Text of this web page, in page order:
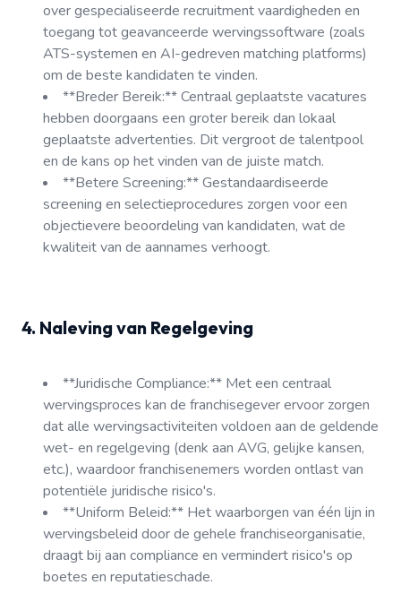
over gespecialiseerde recruitment vaardigheden en
toegang tot geavanceerde wervingssoftware (zoals
ATS-systemen en AI-gedreven matching platforms)
om de beste kandidaten te vinden.
**Breder Bereik:** Centraal geplaatste vacatures
hebben doorgaans een groter bereik dan lokaal
geplaatste advertenties. Dit vergroot de talentpool
en de kans op het vinden van de juiste match.
**Betere Screening:** Gestandaardiseerde
screening en selectieprocedures zorgen voor een
objectievere beoordeling van kandidaten, wat de
kwaliteit van de aannames verhoogt.
4. Naleving van Regelgeving
**Juridische Compliance:** Met een centraal
wervingsproces kan de franchisegever ervoor zorgen
dat alle wervingsactiviteiten voldoen aan de geldende
wet- en regelgeving (denk aan AVG, gelijke kansen,
etc.), waardoor franchisenemers worden ontlast van
potentiële juridische risico's.
**Uniform Beleid:** Het waarborgen van één lijn in
wervingsbeleid door de gehele franchiseorganisatie,
draagt bij aan compliance en vermindert risico's op
boetes en reputatieschade.